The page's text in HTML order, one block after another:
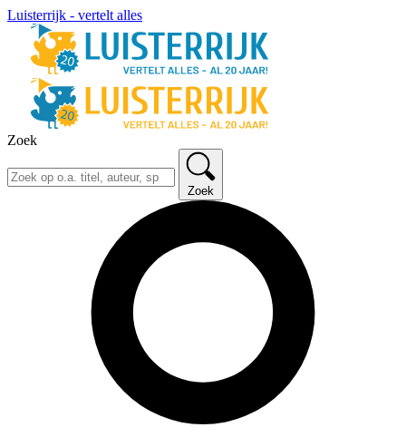
Luisterrijk - vertelt alles
Zoek
Zoek